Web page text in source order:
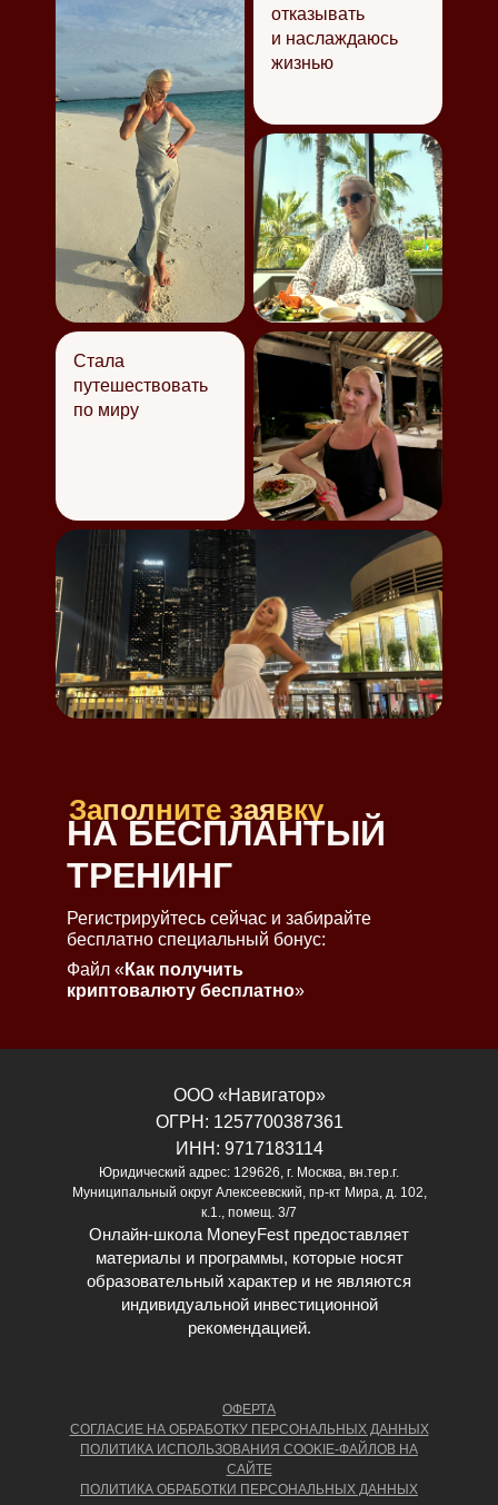
Стала
путешествовать
по миру
отказывать
и наслаждаюсь
жизнью
Заполните заявку
НА БЕСПЛАНТЫЙ
ТРЕНИНГ
Регистрируйтесь сейчас и забирайте
бесплатно специальный бонус:
Файл «Как получить
криптовалюту бесплатно»
ОФЕРТА
СОГЛАСИЕ НА ОБРАБОТКУ ПЕРСОНАЛЬНЫХ ДАННЫХ
ПОЛИТИКА ИСПОЛЬЗОВАНИЯ COOKIE-ФАЙЛОВ НА
САЙТЕ
ПОЛИТИКА ОБРАБОТКИ ПЕРСОНАЛЬНЫХ ДАННЫХ
ООО «Навигатор»
ОГРН: 1257700387361
ИНН: 9717183114
Юридический адрес: 129626, г. Москва, вн.тер.г.
Муниципальный округ Алексеевский, пр-кт Мира, д. 102,
к.1., помещ. 3/7
Онлайн-школа MoneyFest предоставляет
материалы и программы, которые носят
образовательный характер и не являются
индивидуальной инвестиционной
рекомендацией.